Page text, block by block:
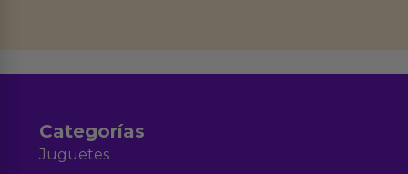
Categorías
Juguetes